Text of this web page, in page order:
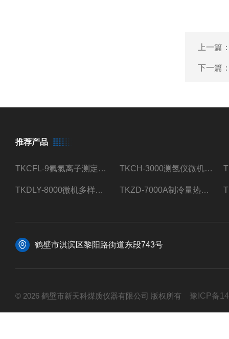
上一篇
下一篇
推荐产品
TKCFL-9氟氯离子测定仪自动煤质检测 TKCH-3000测氢仪微机氢元素测定煤质检测
TKDLY-8000微机多样测硫仪自动定硫仪化验室硫含量测定 TKZD-7000A制冷量热仪自动升降热值仪煤质检测
鹤壁市淇滨区黎阳路街道东段743号
© 2026 鹤壁市新天科煤质仪器有限公司 版权所有 豫ICP备